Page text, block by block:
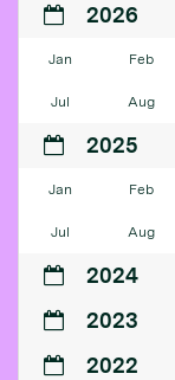
2026
Jan Feb
Jul Aug
2025
Jan Feb
Jul Aug
2024
2023
2022